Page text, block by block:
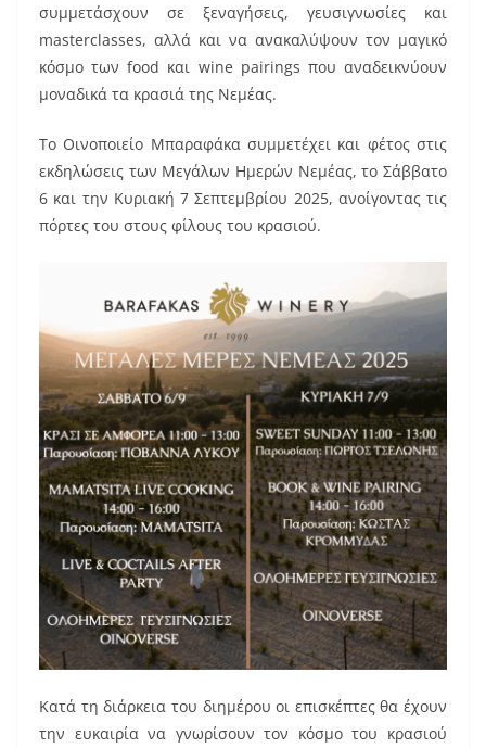
συμμετάσχουν σε ξεναγήσεις, γευσιγνωσίες και
masterclasses, αλλά και να ανακαλύψουν τον μαγικό
κόσμο των food και wine pairings που αναδεικνύουν
μοναδικά τα κρασιά της Νεμέας.
Το Οινοποιείο Μπαραφάκα συμμετέχει και φέτος στις
εκδηλώσεις των Μεγάλων Ημερών Νεμέας, το Σάββατο
6 και την Κυριακή 7 Σεπτεμβρίου 2025, ανοίγοντας τις
πόρτες του στους φίλους του κρασιού.
Κατά τη διάρκεια του διημέρου οι επισκέπτες θα έχουν
την ευκαιρία να γνωρίσουν τον κόσμο του κρασιού